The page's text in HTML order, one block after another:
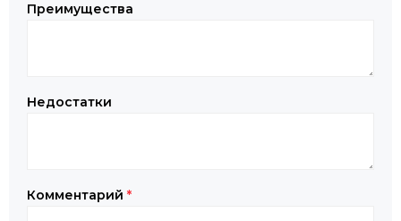
Преимущества
Недостатки
Комментарий *